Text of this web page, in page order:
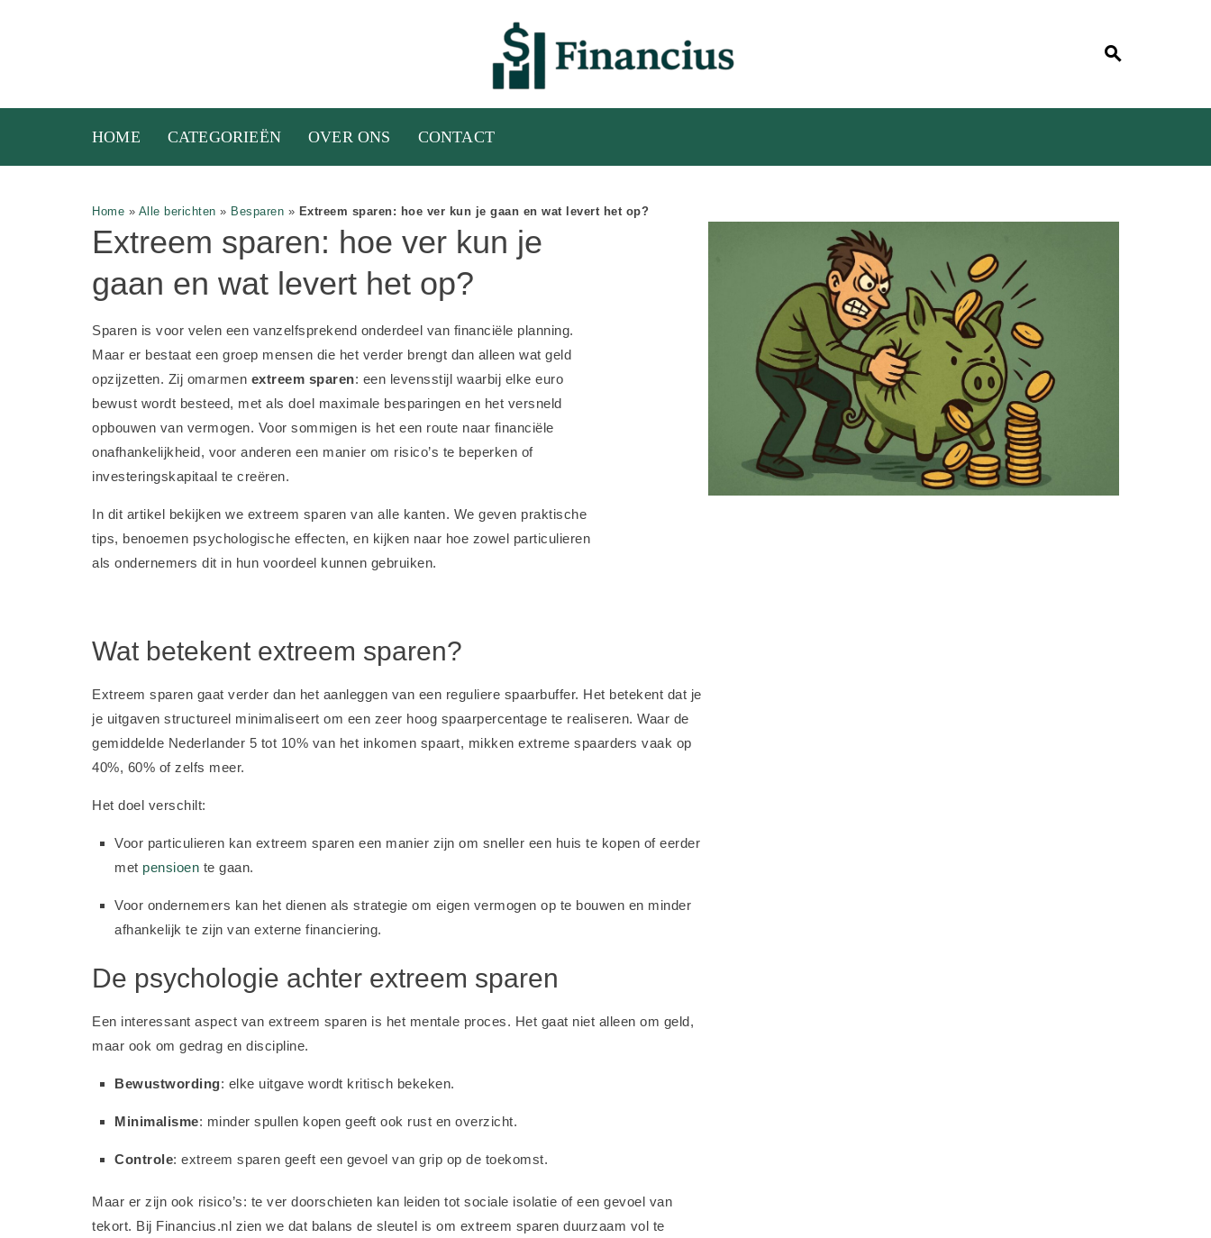
HOME CATEGORIEËN OVER ONS CONTACT
Home » Alle berichten » Besparen » Extreem sparen: hoe ver kun je gaan en wat levert het op?
Extreem sparen: hoe ver kun je
gaan en wat levert het op?
Sparen is voor velen een vanzelfsprekend onderdeel van financiële planning.
Maar er bestaat een groep mensen die het verder brengt dan alleen wat geld
opzijzetten. Zij omarmen extreem sparen: een levensstijl waarbij elke euro
bewust wordt besteed, met als doel maximale besparingen en het versneld
opbouwen van vermogen. Voor sommigen is het een route naar financiële
onafhankelijkheid, voor anderen een manier om risico’s te beperken of
investeringskapitaal te creëren.
In dit artikel bekijken we extreem sparen van alle kanten. We geven praktische
tips, benoemen psychologische effecten, en kijken naar hoe zowel particulieren
als ondernemers dit in hun voordeel kunnen gebruiken.
Wat betekent extreem sparen?
Extreem sparen gaat verder dan het aanleggen van een reguliere spaarbuffer. Het betekent dat je
je uitgaven structureel minimaliseert om een zeer hoog spaarpercentage te realiseren. Waar de
gemiddelde Nederlander 5 tot 10% van het inkomen spaart, mikken extreme spaarders vaak op
40%, 60% of zelfs meer.
Het doel verschilt:
Voor particulieren kan extreem sparen een manier zijn om sneller een huis te kopen of eerder
met pensioen te gaan.
Voor ondernemers kan het dienen als strategie om eigen vermogen op te bouwen en minder
afhankelijk te zijn van externe financiering.
De psychologie achter extreem sparen
Een interessant aspect van extreem sparen is het mentale proces. Het gaat niet alleen om geld,
maar ook om gedrag en discipline.
Bewustwording: elke uitgave wordt kritisch bekeken.
Minimalisme: minder spullen kopen geeft ook rust en overzicht.
Controle: extreem sparen geeft een gevoel van grip op de toekomst.
Maar er zijn ook risico’s: te ver doorschieten kan leiden tot sociale isolatie of een gevoel van
tekort. Bij Financius.nl zien we dat balans de sleutel is om extreem sparen duurzaam vol te